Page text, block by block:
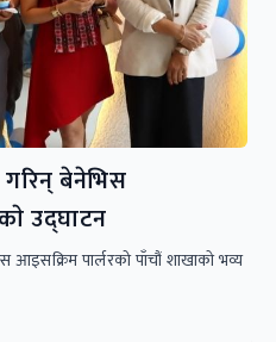
गरिन् बेनेभिस
उद्घाटन
आइसक्रिम पार्लरको पाँचौं शाखाकाे भव्य